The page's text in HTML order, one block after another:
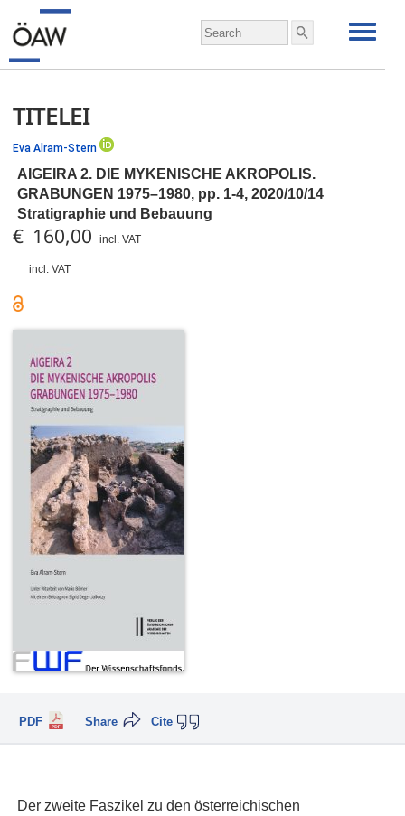
TITELEI
Eva Alram-Stern
AIGEIRA 2. DIE MYKENISCHE AKROPOLIS.
GRABUNGEN 1975–1980, pp. 1-4, 2020/10/14
Stratigraphie und Bebauung
€ 160,00 incl. VAT
incl. VAT
PDF Cite
Share
Der zweite Faszikel zu den österreichischen